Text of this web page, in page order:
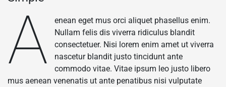
A
enean eget mus orci aliquet phasellus enim.
Nullam felis dis viverra ridiculus blandit
consectetuer. Nisi lorem enim amet ut viverra
nascetur blandit justo tincidunt ante
commodo vitae. Vitae ipsum leo justo libero
mus aenean venenatis ut ante penatibus nisi vulputate